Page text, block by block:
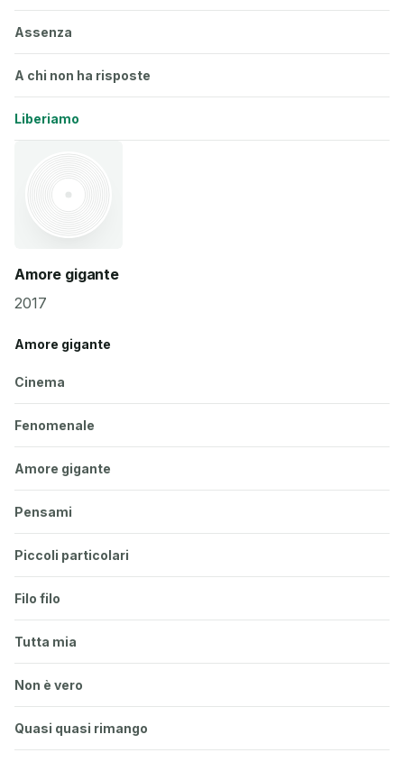
Assenza
A chi non ha risposte
Liberiamo
Amore gigante
2017
Amore gigante
Cinema
Fenomenale
Amore gigante
Pensami
Piccoli particolari
Filo filo
Tutta mia
Non è vero
Quasi quasi rimango